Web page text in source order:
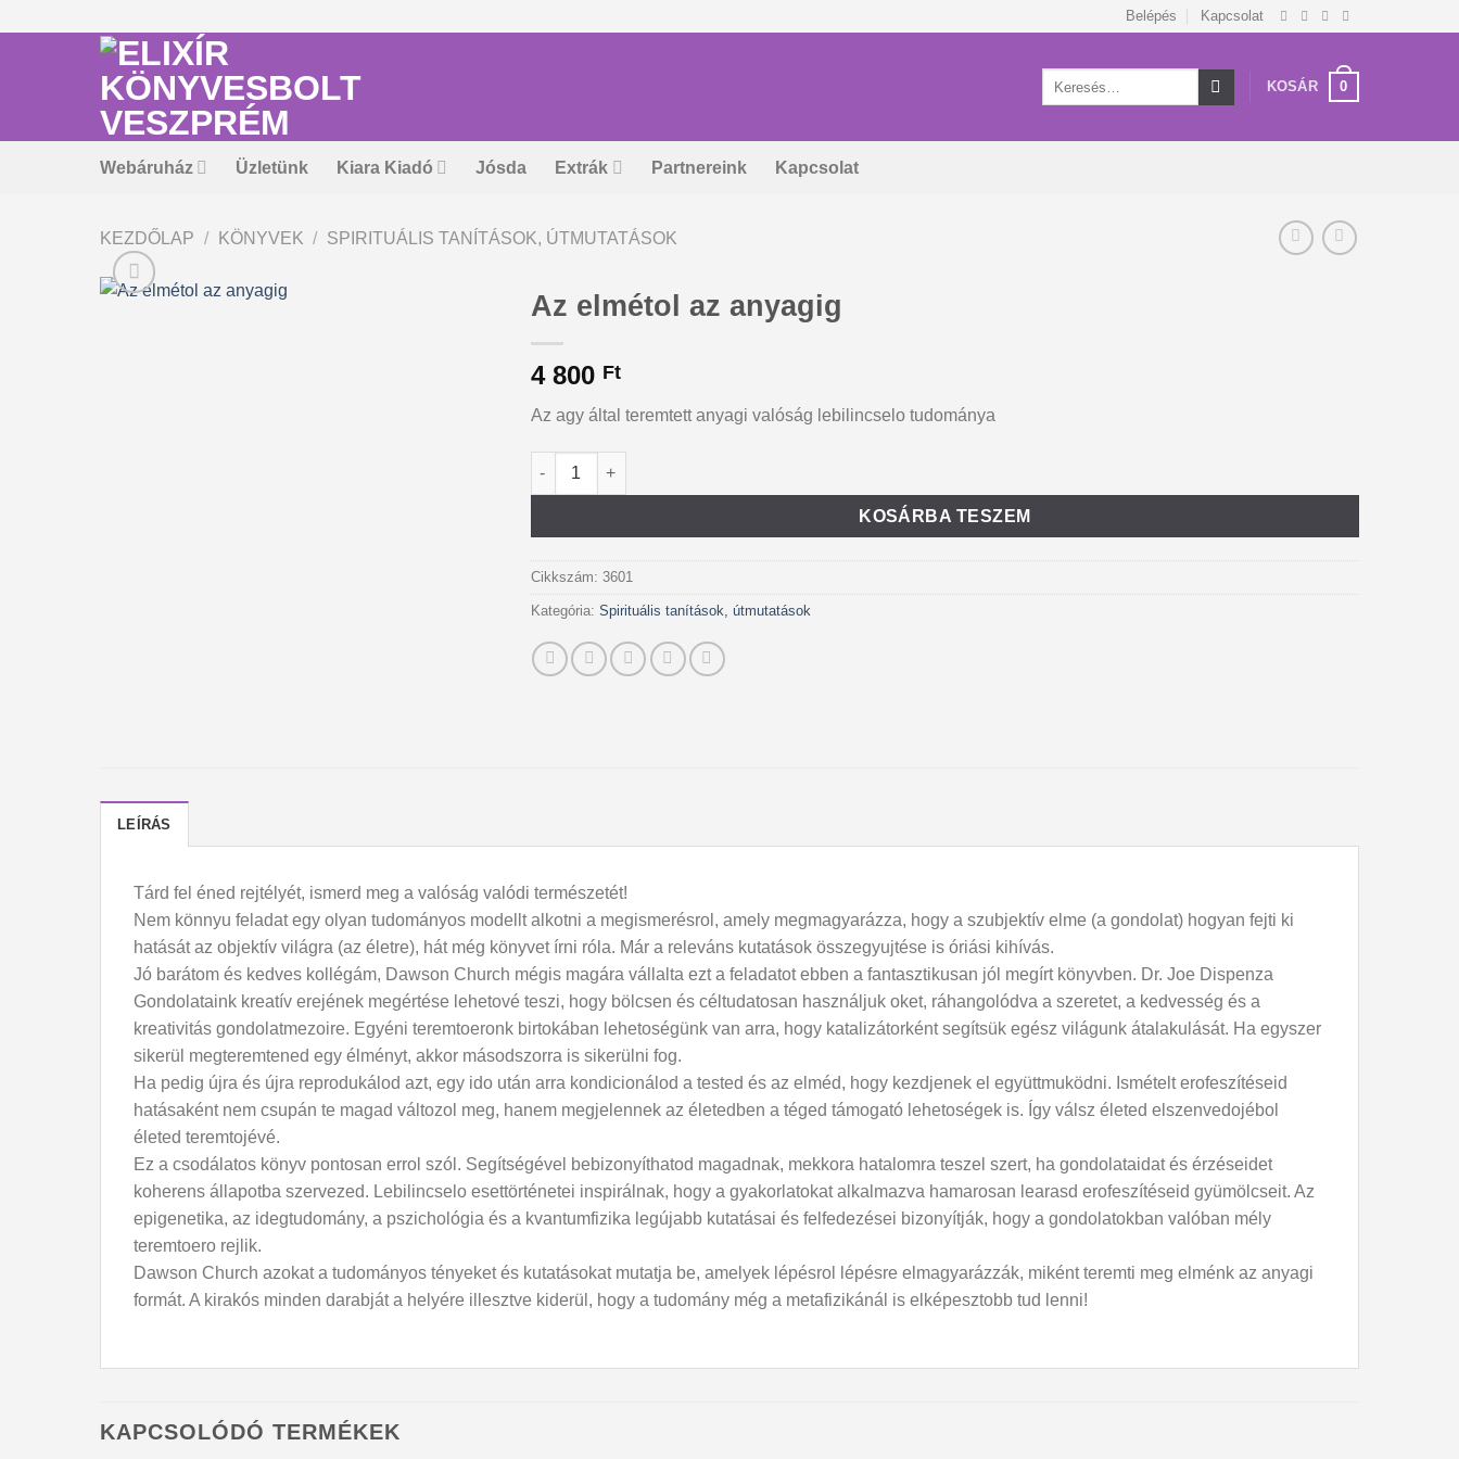
Belépés Kapcsolat
KOSÁR 0
Webáruház Üzletünk Kiara Kiadó Jósda Extrák Partnereink Kapcsolat
KEZDŐLAP / KÖNYVEK / SPIRITUÁLIS TANÍTÁSOK, ÚTMUTATÁSOK
Az elmétol az anyagig
4 800 Ft
Az agy által teremtett anyagi valóság lebilincselo tudománya
Az elmétol az anyagig mennyiség
KOSÁRBA TESZEM
Alternative:
Cikkszám: 3601
Kategória: Spirituális tanítások, útmutatások
LEÍRÁS
Tárd fel éned rejtélyét, ismerd meg a valóság valódi természetét!
Nem könnyu feladat egy olyan tudományos modellt alkotni a megismerésrol, amely megmagyarázza, hogy a szubjektív elme (a gondolat) hogyan fejti ki
hatását az objektív világra (az életre), hát még könyvet írni róla. Már a releváns kutatások összegyujtése is óriási kihívás.
Jó barátom és kedves kollégám, Dawson Church mégis magára vállalta ezt a feladatot ebben a fantasztikusan jól megírt könyvben. Dr. Joe Dispenza
Gondolataink kreatív erejének megértése lehetové teszi, hogy bölcsen és céltudatosan használjuk oket, ráhangolódva a szeretet, a kedvesség és a
kreativitás gondolatmezoire. Egyéni teremtoeronk birtokában lehetoségünk van arra, hogy katalizátorként segítsük egész világunk átalakulását. Ha egyszer
sikerül megteremtened egy élményt, akkor másodszorra is sikerülni fog.
Ha pedig újra és újra reprodukálod azt, egy ido után arra kondicionálod a tested és az elméd, hogy kezdjenek el együttmuködni. Ismételt erofeszítéseid
hatásaként nem csupán te magad változol meg, hanem megjelennek az életedben a téged támogató lehetoségek is. Így válsz életed elszenvedojébol
életed teremtojévé.
Ez a csodálatos könyv pontosan errol szól. Segítségével bebizonyíthatod magadnak, mekkora hatalomra teszel szert, ha gondolataidat és érzéseidet
koherens állapotba szervezed. Lebilincselo esettörténetei inspirálnak, hogy a gyakorlatokat alkalmazva hamarosan learasd erofeszítéseid gyümölcseit. Az
epigenetika, az idegtudomány, a pszichológia és a kvantumfizika legújabb kutatásai és felfedezései bizonyítják, hogy a gondolatokban valóban mély
teremtoero rejlik.
Dawson Church azokat a tudományos tényeket és kutatásokat mutatja be, amelyek lépésrol lépésre elmagyarázzák, miként teremti meg elménk az anyagi
formát. A kirakós minden darabját a helyére illesztve kiderül, hogy a tudomány még a metafizikánál is elképesztobb tud lenni!
KAPCSOLÓDÓ TERMÉKEK